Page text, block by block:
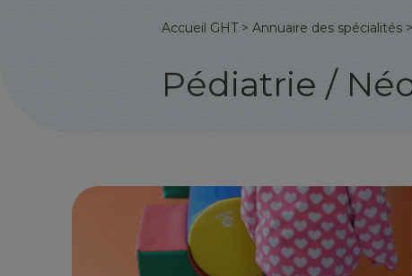
Accueil GHT> Annuaire des spécialités >
Pédiatrie /